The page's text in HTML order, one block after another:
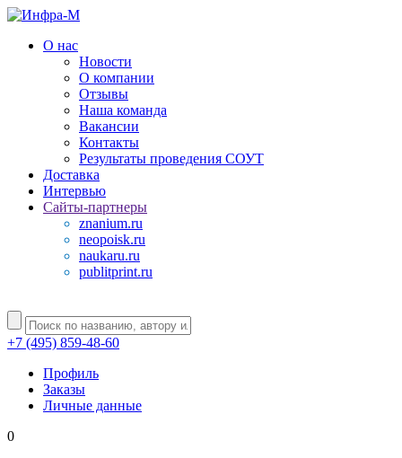
О нас
Новости
О компании
Отзывы
Наша команда
Вакансии
Контакты
Результаты проведения СОУТ
Доставка
Интервью
Сайты-партнеры
znanium.ru
neopoisk.ru
naukaru.ru
publitprint.ru
+7 (495) 859-48-60
Профиль
Заказы
Личные данные
0